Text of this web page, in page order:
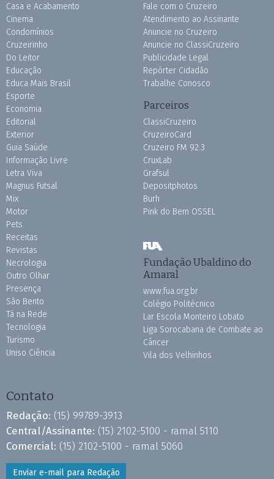
Casa e Acabamento
Cinema
Condomínios
Cruzeirinho
Do Leitor
Educação
Educa Mais Brasil
Esporte
Economia
Editorial
Exterior
Guia Saúde
Informação Livre
Letra Viva
Magnus Futsal
Mix
Motor
Pets
Receitas
Revistas
Necrologia
Outro Olhar
Presença
São Bento
Tá na Rede
Tecnologia
Turismo
Uniso Ciência
Fale com o Cruzeiro
Atendimento ao Assinante
Anuncie no Cruzeiro
Anuncie no ClassiCruzeiro
Publicidade Legal
Repórter Cidadão
Trabalhe Conosco
Parceiros
ClassiCruzeiro
CruzeiroCard
Cruzeiro FM 92.3
CruxLab
Grafsul
Depositphotos
Burh
Pink do Bem OSSEL
Fundação Ubaldino do
Amaral
www.fua.org.br
Colégio Politécnico
Lar Escola Monteiro Lobato
Liga Sorocabana de Combate ao
Câncer
Vila dos Velhinhos
Contato
Redação: (15) 99789-3913
Central/Assinante: (15) 2102-5100 - ramal 5110
Comercial: (15) 2102-5100 - ramal 5060
Enviar e-mail para Redação